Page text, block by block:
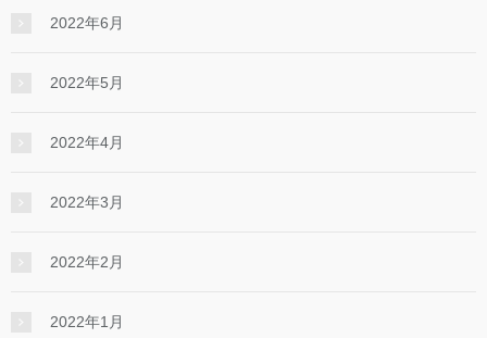
2022年6月
2022年5月
2022年4月
2022年3月
2022年2月
2022年1月